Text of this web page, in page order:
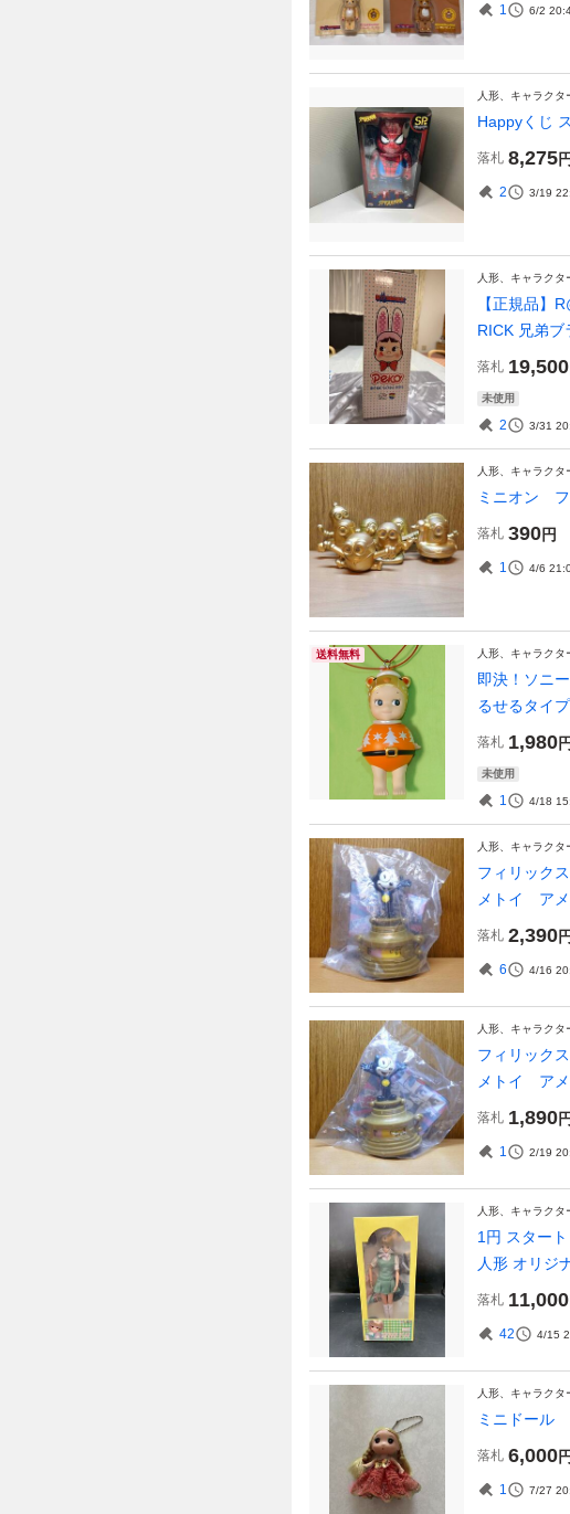
1 6/2
人形、キャラクタ
Happyくじ
落札 8,275円
2 3/19
人形、キャラクタ
【正規品】
RICK 兄弟
落札 19,500
未使用
2 3/31
人形、キャラクタ
ミニオン
落札 390円
1 4/6
送料無料 人形、キャラクタ
即決！ソニ
るせるタイ
落札 1,980円
未使用
1 4/18
人形、キャラクタ
フィリッ
メトイ ア
落札 2,390円
6 4/16
人形、キャラクタ
フィリッ
メトイ ア
落札 1,890円
1 2/19
人形、キャラクタ
1円 スター
人形 オリジ
落札 11,000
42 4/15
人形、キャラクタ
ミニドール
落札 6,000円
1 7/27